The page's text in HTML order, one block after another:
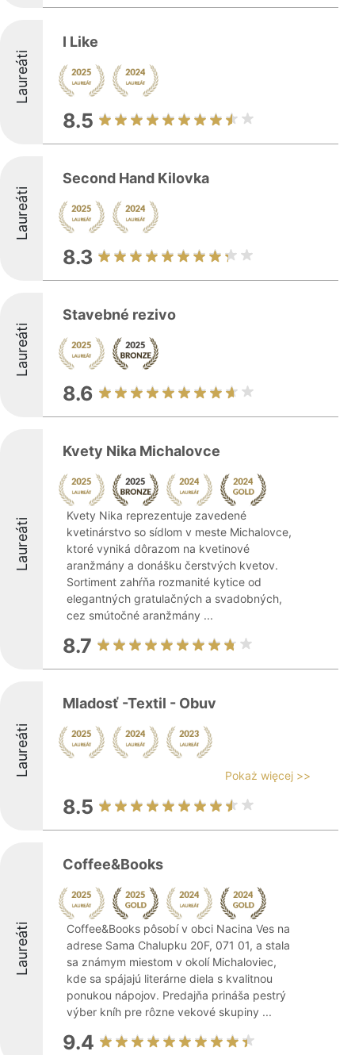
Laureáti
I Like
8.5
Laureáti
Second Hand Kilovka
8.3
Laureáti
Stavebné rezivo
8.6
Laureáti
Kvety Nika Michalovce
Kvety Nika reprezentuje zavedené
kvetinárstvo so sídlom v meste Michalovce,
ktoré vyniká dôrazom na kvetinové
aranžmány a donášku čerstvých kvetov.
Sortiment zahŕňa rozmanité kytice od
elegantných gratulačných a svadobných,
cez smútočné aranžmány ...
8.7
Laureáti
Mladosť -Textil - Obuv
Pokaż więcej >>
8.5
Laureáti
Coffee&Books
Coffee&Books pôsobí v obci Nacina Ves na
adrese Sama Chalupku 20F, 071 01, a stala
sa známym miestom v okolí Michaloviec,
kde sa spájajú literárne diela s kvalitnou
ponukou nápojov. Predajňa prináša pestrý
výber kníh pre rôzne vekové skupiny ...
9.4